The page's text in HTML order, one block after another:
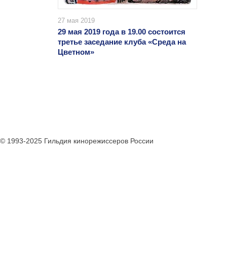
29 мая 2019 года в 19.00 состоится
третье заседание клуба «Среда на
Цветном»
27 мая 2019
© 1993-2025 Гильдия кинорежиссеров России